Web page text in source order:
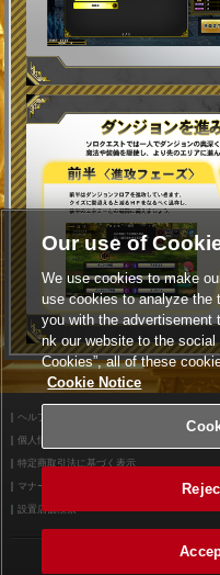
ヘルプ
個人情報等保護方針
特定商取引法に基づく表示
マナー＆ルール
設置店舗検索
©2026
Our use of
We use cookies to make
use cookies to analyze the
you with the advertisement
nk our website to the
Cookies”, all of these
Cookie Notice